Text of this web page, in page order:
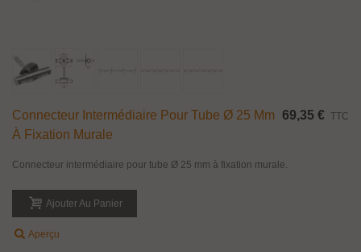
Connecteur Intermédiaire Pour Tube Ø 25 Mm
À Fixation Murale
69,35 € TTC
Connecteur intermédiaire pour tube Ø 25 mm à fixation murale.
Ajouter Au Panier
Aperçu